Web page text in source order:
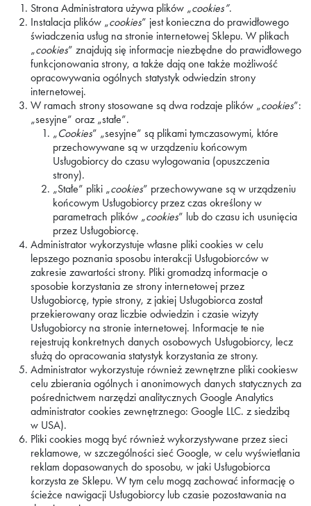
Strona Administratora używa plików „cookies”.
Instalacja plików „cookies” jest konieczna do prawidłowego
świadczenia usług na stronie internetowej Sklepu. W plikach
„cookies” znajdują się informacje niezbędne do prawidłowego
funkcjonowania strony, a także dają one także możliwość
opracowywania ogólnych statystyk odwiedzin strony
internetowej.
W ramach strony stosowane są dwa rodzaje plików „cookies”:
„sesyjne” oraz „stałe”.
„Cookies” „sesyjne” są plikami tymczasowymi, które
przechowywane są w urządzeniu końcowym
Usługobiorcy do czasu wylogowania (opuszczenia
strony).
„Stałe” pliki „cookies” przechowywane są w urządzeniu
końcowym Usługobiorcy przez czas określony w
parametrach plików „cookies” lub do czasu ich usunięcia
przez Usługobiorcę.
Administrator wykorzystuje własne pliki cookies w celu
lepszego poznania sposobu interakcji Usługobiorców w
zakresie zawartości strony. Pliki gromadzą informacje o
sposobie korzystania ze strony internetowej przez
Usługobiorcę, typie strony, z jakiej Usługobiorca został
przekierowany oraz liczbie odwiedzin i czasie wizyty
Usługobiorcy na stronie internetowej. Informacje te nie
rejestrują konkretnych danych osobowych Usługobiorcy, lecz
służą do opracowania statystyk korzystania ze strony.
Administrator wykorzystuje również zewnętrzne pliki cookiesw
celu zbierania ogólnych i anonimowych danych statycznych za
pośrednictwem narzędzi analitycznych Google Analytics
administrator cookies zewnętrznego: Google LLC. z siedzibą
w USA).
Pliki cookies mogą być również wykorzystywane przez sieci
reklamowe, w szczególności sieć Google, w celu wyświetlania
reklam dopasowanych do sposobu, w jaki Usługobiorca
korzysta ze Sklepu. W tym celu mogą zachować informację o
ścieżce nawigacji Usługobiorcy lub czasie pozostawania na